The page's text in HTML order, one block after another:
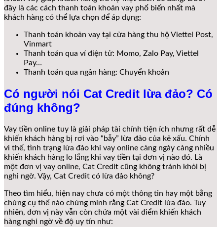
đây là các cách thanh toán khoản vay phổ biến nhất mà
khách hàng có thể lựa chọn để áp dụng:
Thanh toán khoản vay tại cửa hàng thu hộ Viettel Post,
Vinmart
Thanh toán qua ví điện tử: Momo, Zalo Pay, Viettel
Pay…
Thanh toán qua ngân hàng: Chuyển khoản
Có người nói Cat Credit lừa đảo? Có
đúng không?
Vay tiền online tuy là giải pháp tài chính tiện ích nhưng rất dễ
khiến khách hàng bị rơi vào “bẫy” lừa đảo của kẻ xấu. Chính
vì thế, tình trạng lừa đảo khi vay online càng ngày càng nhiều
khiến khách hàng lo lắng khi vay tiền tại đơn vị nào đó. Là
một đơn vị vay online, Cat Credit cũng không tránh khỏi bị
nghi ngờ. Vậy, Cat Credit có lừa đảo không?
Theo tìm hiểu, hiện nay chưa có một thông tin hay một bằng
chứng cụ thể nào chứng minh rằng Cat Credit lừa đảo. Tuy
nhiên, đơn vị này vẫn còn chứa một vài điểm khiến khách
hàng nghi ngờ về độ uy tín như: